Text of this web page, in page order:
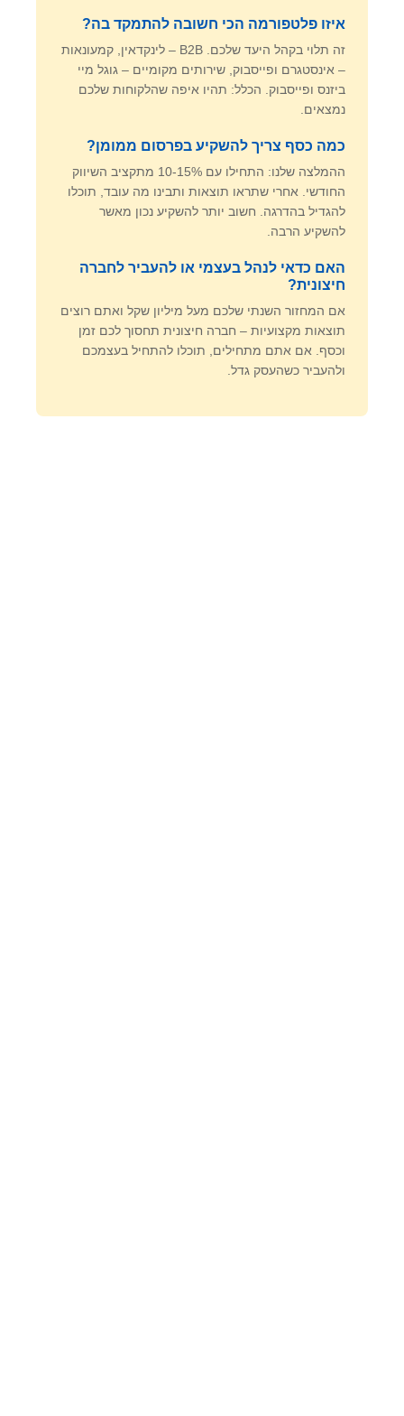
איזו פלטפורמה הכי חשובה להתמקד בה?
זה תלוי בקהל היעד שלכם. B2B – לינקדאין, קמעונאות
– אינסטגרם ופייסבוק, שירותים מקומיים – גוגל מיי
ביזנס ופייסבוק. הכלל: תהיו איפה שהלקוחות שלכם
נמצאים.
כמה כסף צריך להשקיע בפרסום ממומן?
ההמלצה שלנו: התחילו עם 10-15% מתקציב השיווק
החודשי. אחרי שתראו תוצאות ותבינו מה עובד, תוכלו
להגדיל בהדרגה. חשוב יותר להשקיע נכון מאשר
להשקיע הרבה.
האם כדאי לנהל בעצמי או להעביר לחברה
חיצונית?
אם המחזור השנתי שלכם מעל מיליון שקל ואתם רוצים
תוצאות מקצועיות – חברה חיצונית תחסוך לכם זמן
וכסף. אם אתם מתחילים, תוכלו להתחיל בעצמכם
ולהעביר כשהעסק גדל.